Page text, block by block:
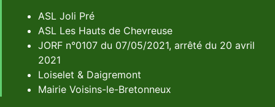
ASL Joli Pré
ASL Les Hauts de Chevreuse
JORF n°0107 du 07/05/2021, arrêté du 20 avril
2021
Loiselet & Daigremont
Mairie Voisins-le-Bretonneux